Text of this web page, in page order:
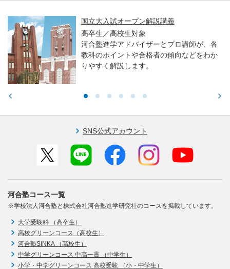
国立大入試オープン解説講義
高卒生／高校生対象
河合塾進学アドバイザーとプロ講師が、各
教科のポイントや合格者の傾向などをわか
りやすく解説します。
SNS公式アカウント
河合塾コース一覧
※学校法人河合塾と株式会社河合塾進学研究社のコースを掲載しています。
大学受験科 （高卒生）
高校グリーンコース（高校生）
河合塾SINKA （高校生）
中学グリーンコース 中高一貫 （中学生）
小学・中学グリーンコース 高校受験 （小・中学生）